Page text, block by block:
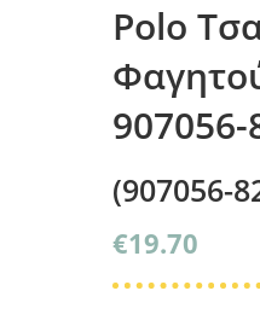
Polo
907056-
(907056-
€19.70